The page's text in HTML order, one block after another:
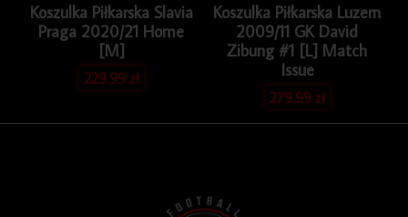
Koszulka Piłkarska Slavia
Praga 2020/21 Home
[M]
229.99zł
Koszulka Piłkarska Luzern
2009/11 GK David
Zibung #1 [L] Match
Issue
279.99zł